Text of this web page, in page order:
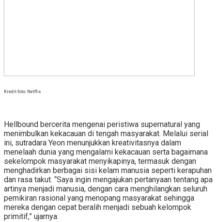
Kredit foto: Netflix
Hellbound bercerita mengenai peristiwa supernatural yang
menimbulkan kekacauan di tengah masyarakat. Melalui serial
ini, sutradara Yeon menunjukkan kreativitasnya dalam
menelaah dunia yang mengalami kekacauan serta bagaimana
sekelompok masyarakat menyikapinya, termasuk dengan
menghadirkan berbagai sisi kelam manusia seperti kerapuhan
dan rasa takut. “Saya ingin mengajukan pertanyaan tentang apa
artinya menjadi manusia, dengan cara menghilangkan seluruh
pemikiran rasional yang menopang masyarakat sehingga
mereka dengan cepat beralih menjadi sebuah kelompok
primitif,” ujarnya.